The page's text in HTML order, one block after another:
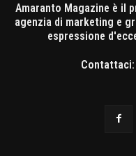
Amaranto Magazine è il
agenzia di marketing e
espressione
Contattaci: